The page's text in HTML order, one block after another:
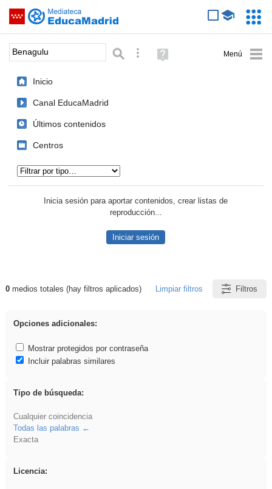
Saltar navegación
Palabra o frase: Búsqueda avanzada
Ayuda
(en
Inicio
Canal EducaMadrid
Últimos contenidos
Centros
Inicia sesión para aportar contenidos, crear listas de
reproducción...
Iniciar sesión
Resultados de: Benagulu
0medios totales (hay filtros aplicados) Limpiar filtros Filtros
Opciones adicionales:
Mostrar protegidos por contraseña
Incluir palabras similares
Tipo de búsqueda:
Cualquier coincidencia
Todas las palabras
Exacta
Licencia: